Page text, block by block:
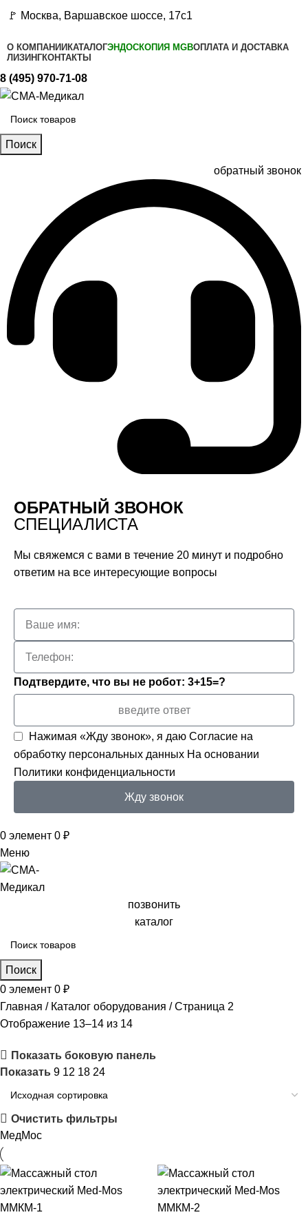
🚩 Москва, Варшавское шоссе, 17с1
О КОМПАНИИ КАТАЛОГЭНДОСКОПИЯ MGBОПЛАТА И ДОСТАВКА
ЛИЗИНГКОНТАКТЫ
8 (495) 970-71-08
Поиск
обратный звонок
ОБРАТНЫЙ ЗВОНОК
СПЕЦИАЛИСТА
Мы свяжемся с вами в течение 20 минут и подробно
ответим на все интересующие вопросы
Подтвердите, что вы не робот: 3+15=?
Нажимая «Жду звонок», я даю Согласие на
обработку персональных данных На основании
Политики конфиденциальности
Жду звонок
0 элемент 0 ₽
Меню
позвонить
каталог
Поиск
0 элемент 0 ₽
Главная Каталог оборудования
Страница 2
Отображение 13–14 из 14
Показать боковую панель
Показать 9 12 18 24
Очистить фильтры
МедМос